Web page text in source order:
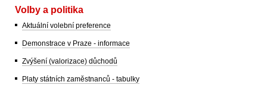
Volby a politika
Aktuální volební preference
Demonstrace v Praze - informace
Zvýšení (valorizace) důchodů
Platy státních zaměstnanců - tabulky